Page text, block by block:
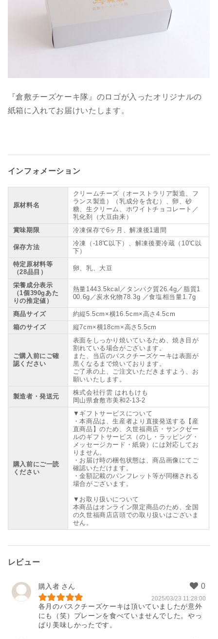
『倉敷チーズケーキ隊』のロゴが入ったオリジナルの
紙箱に入れてお届けいたします。
インフォメーション
原材料名
クリームチーズ（オーストラリア製造、フ
ランス製造）（乳成分を含む）、卵、砂
糖、生クリーム、ホワイトチョコレート／
乳化剤（大豆由来）
賞味期限
冷凍保存で6ヶ月、解凍後1週間
保存方法
冷凍（-18℃以下）、解凍後要冷蔵（10℃以
下）
特定原材料等
（28品目）
卵、乳、大豆
栄養成分表示
（1個390gあた
りの推定値）
熱量1443.5kcal／タンパク質26.4g／脂質1
00.6g／炭水化物78.3g ／食塩相当量1.7g
商品サイズ
約縦5.5cm×横16.5cm×高さ4.5cm
箱のサイズ
縦7cm×横18cm×高さ5.5cm
ご購入前にご確
認ください
表面をしっかり焼いているため、焼き目が
割れている場合がございます。
また、当店のバスクチーズケーキは表面が
黒くなるまで焼いております。
ご了承の上、ご注文いただきますよう、お
願いいたします。
製造者・発送元
株式会社行雲 はれもけも
岡山県倉敷市美和2-13-2
購入前にご一読
ください
▼ギフトサービスについて
・本商品は、生産者より直接発送する【産
直商品】のため、久世福商店・サンクゼー
ルのギフトサービス（のし・ラッピング・
メッセージカード・紙袋）には対応してお
りません。
・お届け時の梱包状態は、商品画像にてご
確認いただけます。
・金額記載のパンフレット等が同梱される
場合がございます。
▼お取り扱いについて
本商品はオンライン限定商品のため、全国
の久世福商店店頭での取り扱いはございま
せん。
レビュー
購入者
2025/03/23 11:28:00
各月のバスクチーズケーキは頂いていましたが意外
にも（笑）プレーンを食べていませんでした。やっ
ぱり美味しかったです。